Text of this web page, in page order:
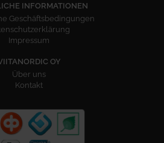
INFORMATIONEN
Geschäftsbedingungen
Impressum
OY
Über uns
Kontakt